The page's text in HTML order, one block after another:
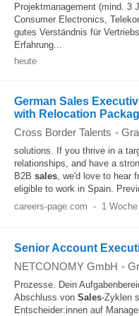
Projektmanagement (mind. 3
Consumer Electronics,
gutes Verständnis für
Erfahrung...
heute
German Sales
with Relocation
Cross Border Talents -
solutions. If you thrive in a
relationships, and have a
B2B sales, we'd love to hear
eligible to work in Spain.
careers-page.com - 1
Senior Account
NETCONOMY GmbH -
Prozesse. Dein
Abschluss von Sales-Zyklen
Entscheider:innen auf